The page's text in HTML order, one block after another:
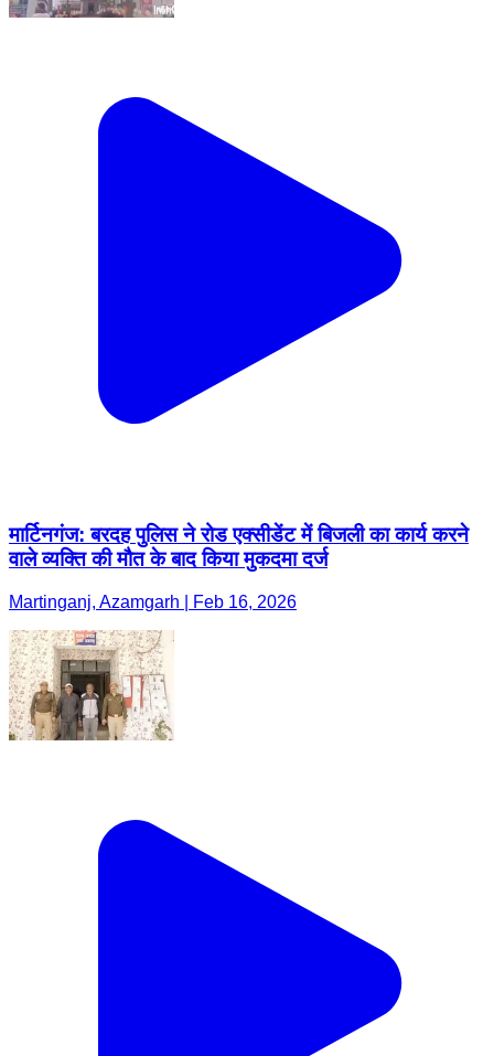
मार्टिनगंज: बरदह पुलिस ने रोड एक्सीडेंट में बिजली का कार्य करने
वाले व्यक्ति की मौत के बाद किया मुकदमा दर्ज
Martinganj, Azamgarh | Feb 16, 2026